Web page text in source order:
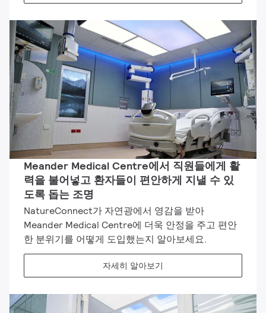
Meander Medical Centre에서 직원들에게 활
력을 불어넣고 환자들이 편안하게 지낼 수 있
도록 돕는 조명
NatureConnect가 자연광에서 영감을 받아
Meander Medical Centre에 더욱 안정을 주고 편안
한 분위기를 어떻게 도입했는지 알아보세요.
자세히 알아보기